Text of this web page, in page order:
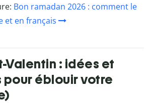
Bon ramadan 2026 : comment le
et en français
Valentin : idées et
pour éblouir votre